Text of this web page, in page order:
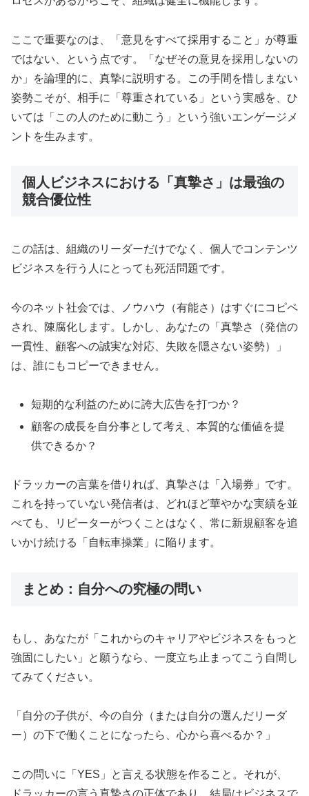
ここで重要なのは、「意見をすべて採用すること」が尊重
ではない、という点です。「なぜその意見を採用しないの
か」を論理的に、真摯に説明する。この手間を惜しまない
姿勢こそが、相手に「尊重されている」という実感を、ひ
いては「この人のために動こう」という強いエンゲージメ
ントを生みます。
個人ビジネスにおける「真摯さ」は最強の
競合優位性
この話は、組織のリーダーだけでなく、個人でコンテンツ
ビジネスを行う人にとっても死活問題です。
今のネット社会では、ノウハウ（有能さ）はすぐにコピペ
され、陳腐化します。しかし、あなたの「真摯さ（発信の
一貫性、顧客への誠実な対応、失敗を隠さない姿勢）」
は、誰にもコピーできません。
短期的な利益のために誇大広告を打つか？
顧客の成長を自分事として考え、本質的な価値を提
供できるか？
ドラッカーの言葉を借りれば、真摯さは「入場券」です。
これを持っていない発信者は、どれほど華やかな実績を並
べても、リピーターがつくことはなく、常に新規顧客を追
いかけ続ける「自転車操業」に陥ります。
まとめ：自分への究極の問い
もし、あなたが「これからのキャリアやビジネスをもっと
強固にしたい」と願うなら、一度立ち止まってこう自問し
てみてください。
「自分の子供が、今の自分（または自分の選んだリーダ
ー）の下で働くことになったら、心から喜べるか？」
この問いに「YES」と言える状態を作ること。それが、